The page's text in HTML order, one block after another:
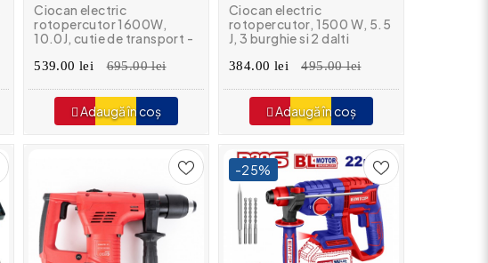
Ciocan electric
rotopercutor 1600W,
10.0J, cutie de transport -
539.00 lei 695.00 lei
Adaugă în coș
Ciocan electric
rotopercutor, 1500 W, 5.5
J, 3 burghie si 2 dalti
- ERHRP1502, EMTOP
384.00 lei 495.00 lei
Adaugă în coș
-25%